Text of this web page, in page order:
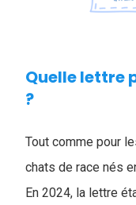
Quelle lettre
?
Tout comme pour
chats de race nés
En 2024, la lettre